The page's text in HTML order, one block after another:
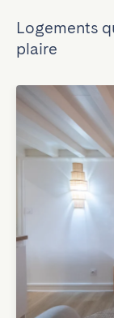
Logements
plaire